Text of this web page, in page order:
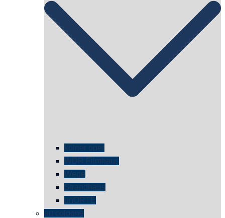
kölner oper
WDR Filmhaus
Wege
Strandhaus
unORTE
art cologne